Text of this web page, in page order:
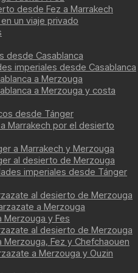
desde Fez a Marrakech
un viaje privado
desde Casablanca
imperiales desde Casablanca
a Merzouga
a Merzouga y costa
desde Tánger
Marrakech por el desierto
a Marrakech y Merzouga
al desierto de Merzouga
imperiales desde Tánger
al desierto de Merzouga
a Merzouga
Merzouga y Fes
al desierto de Merzouga
Fez y Chefchaouen
a Merzouga y Ouzin